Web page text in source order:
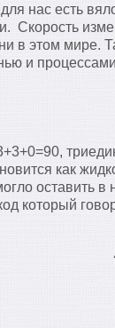
нас есть
Скорость
в этом мире.
и
как
оставить
который